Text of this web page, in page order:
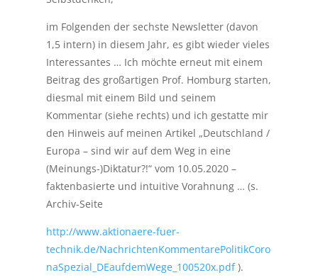
im Folgenden der sechste Newsletter (davon
1,5 intern) in diesem Jahr, es gibt wieder vieles
Interessantes … Ich möchte erneut mit einem
Beitrag des großartigen Prof. Homburg starten,
diesmal mit einem Bild und seinem
Kommentar (siehe rechts) und ich gestatte mir
den Hinweis auf meinen Artikel „Deutschland /
Europa – sind wir auf dem Weg in eine
(Meinungs-)Diktatur?!“ vom 10.05.2020 –
faktenbasierte und intuitive Vorahnung … (s.
Archiv-Seite
http://www.aktionaere-fuer-
technik.de/NachrichtenKommentarePolitikCoro
naSpezial_DEaufdemWege_100520x.pdf).